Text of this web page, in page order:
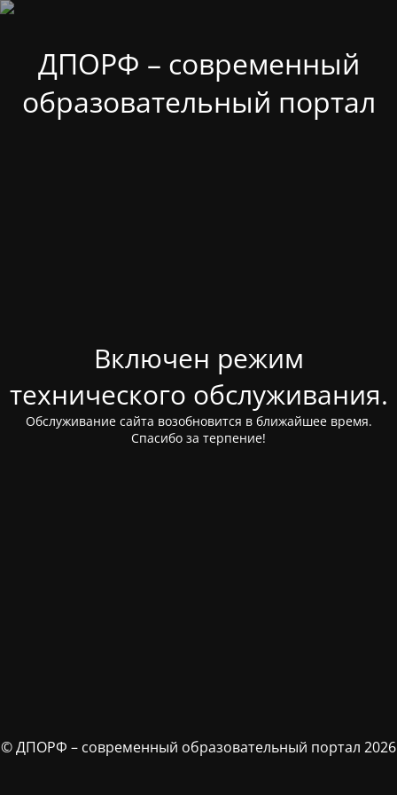
ДПОРФ – современный
образовательный портал
Включен режим
технического обслуживания.
Обслуживание сайта возобновится в ближайшее время.
Спасибо за терпение!
© ДПОРФ – современный образовательный портал 2026